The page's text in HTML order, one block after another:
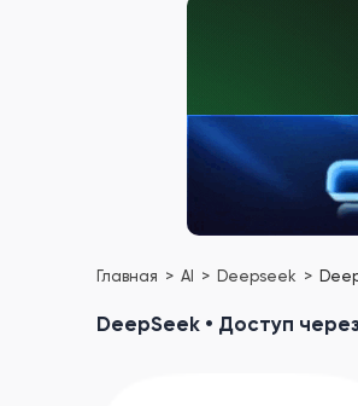
Главная AI Deepseek
DeepSeek • Доступ